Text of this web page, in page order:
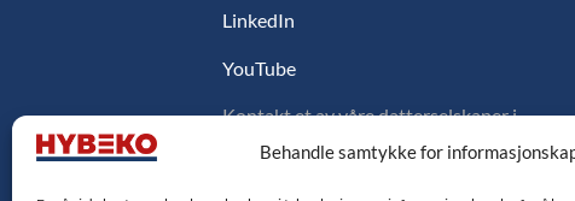
Behandle samtykke for
LinkedIn
YouTube
Kontakt et av våre datterselskaper i
Sverige, Danmark eller Finland ved å